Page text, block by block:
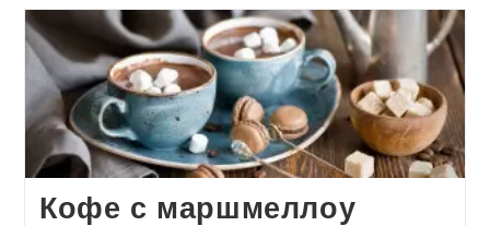
Кофе с маршмеллоу